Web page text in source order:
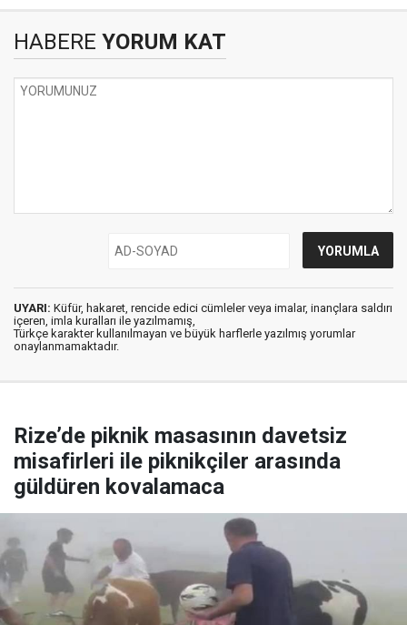
HABERE YORUM KAT
UYARI: Küfür, hakaret, rencide edici cümleler veya imalar, inançlara saldırı
içeren, imla kuralları ile yazılmamış,
Türkçe karakter kullanılmayan ve büyük harflerle yazılmış yorumlar
onaylanmamaktadır.
Rize’de piknik masasının davetsiz
misafirleri ile piknikçiler arasında
güldüren kovalamaca